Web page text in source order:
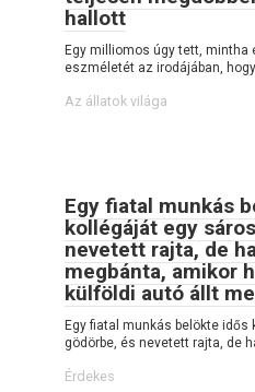
hallott
Egy milliomos úgy tett,
eszméletét az irodájában,
Az állatok világa
Egy fiatal munkás
kollégáját egy
nevetett rajta, de
megbánta, amikor
külföldi autó állt
Egy fiatal munkás belökte idős
gödörbe, és nevetett rajta, de
Érdekes